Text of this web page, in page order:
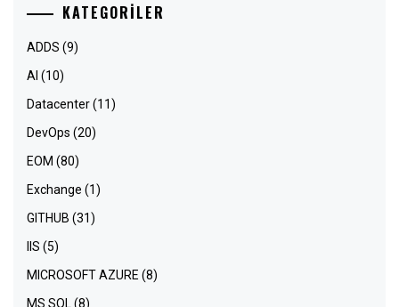
KATEGORILER
ADDS (9)
AI (10)
Datacenter(11)
DevOps (20)
EOM (80)
Exchange (1)
GITHUB (31)
IIS (5)
MICROSOFT AZURE (8)
MS SQL (8)